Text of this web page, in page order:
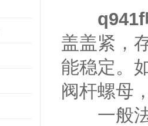
盖盖紧，
能稳定。
阀杆螺母
一般法